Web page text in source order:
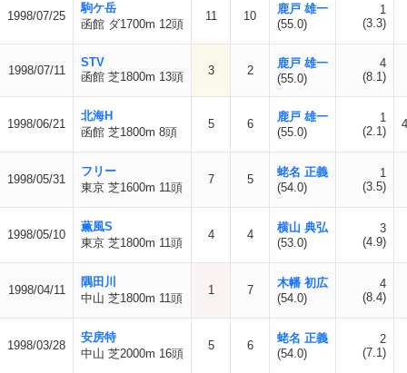
1998/07/25
駒ケ岳
函館 ダ1700m 12頭
11 10
鹿戸 雄一
(55.0)
1
(3.3)
1998/07/11
STV
函館 芝1800m 13頭
3 2
鹿戸 雄一
(55.0)
4
(8.1)
1998/06/21
北海H
函館 芝1800m 8頭
5 6
鹿戸 雄一
(55.0)
1
(2.1)
1998/05/31
フリー
東京 芝1600m 11頭
7 5
蛯名 正義
(54.0)
1
(3.5)
1998/05/10
薫風S
東京 芝1800m 11頭
4 4
横山 典弘
(53.0)
3
(4.9)
1998/04/11
隅田川
中山 芝1800m 11頭
1 7
木幡 初広
(54.0)
4
(8.4)
1998/03/28
安房特
中山 芝2000m 16頭
5 6
蛯名 正義
(54.0)
2
(7.1)